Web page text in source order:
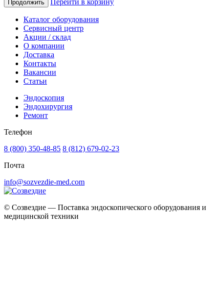
Продолжить
Каталог оборудования
Сервисный центр
Акции / склад
О компании
Доставка
Контакты
Вакансии
Статьи
Эндоскопия
Эндохирургия
Ремонт
Телефон
8 (800) 350-48-85 8 (812) 679-02-23
Почта
info@sozvezdie-med.com
© Созвездие — Поставка эндоскопического оборудования и
медицинской техники